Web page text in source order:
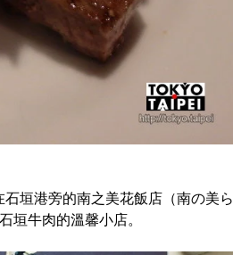
垣港旁的南之美花飯店（南の美ら
垣牛肉的溫馨小店。